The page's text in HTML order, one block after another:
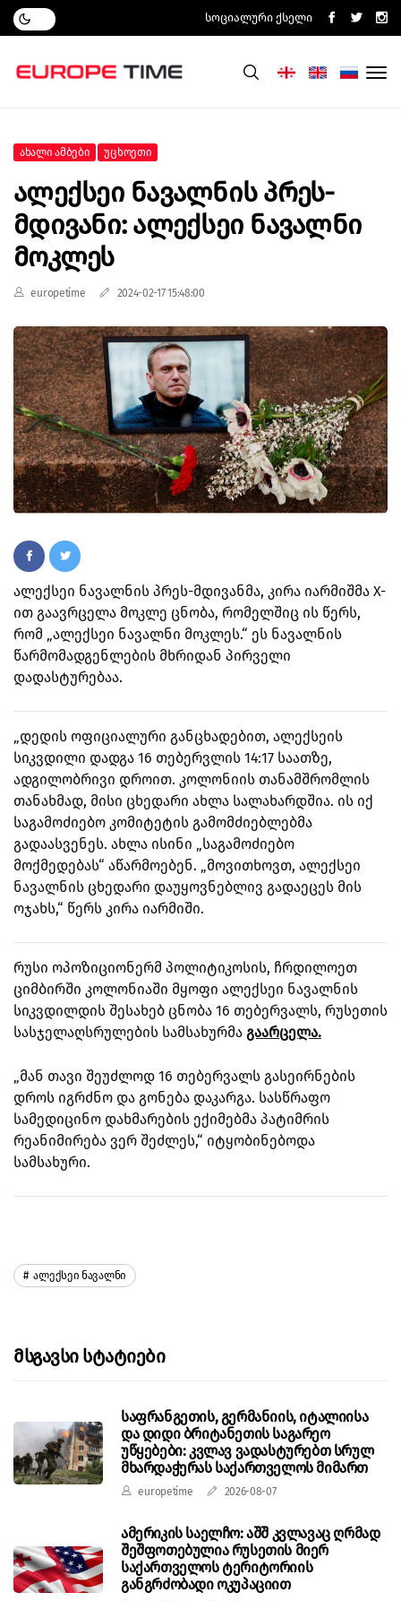
Სოციალური Ქსელი
Ახალი Ამბები Უცხოეთი
Ალექსეი Ნავალნის Პრეს-
Მდივანი: Ალექსეი Ნავალნი
Მოკლეს
europetime 2024-02-17 15:48:00
ალექსეი ნავალნის პრეს-მდივანმა, კირა იარმიშმა X-
ით გაავრცელა მოკლე ცნობა, რომელშიც ის წერს,
რომ „ალექსეი ნავალნი მოკლეს.“ ეს ნავალნის
წარმომადგენლების მხრიდან პირველი
დადასტურებაა.
„დედის ოფიციალური განცხადებით, ალექსეის
სიკვდილი დადგა 16 თებერვლის 14:17 საათზე,
ადგილობრივი დროით. კოლონიის თანამშრომლის
თანახმად, მისი ცხედარი ახლა სალახარდშია. ის იქ
საგამოძიებო კომიტეტის გამომძიებლებმა
გადაასვენეს. ახლა ისინი „საგამოძიებო
მოქმედებას“ აწარმოებენ. „მოვითხოვთ, ალექსეი
ნავალნის ცხედარი დაუყოვნებლივ გადაეცეს მის
ოჯახს,“ წერს კირა იარმიში.
რუსი ოპოზიციონერმ პოლიტიკოსის, ჩრდილოეთ
ციმბირში კოლონიაში მყოფი ალექსეი ნავალნის
სიკვდილდის შესახებ ცნობა 16 თებერვალს, რუსეთის
სასჯელაღსრულების სამსახურმა გაარცელა.
„მან თავი შეუძლოდ 16 თებერვალს გასეირნების
დროს იგრძნო და გონება დაკარგა. სასწრაფო
სამედიცინო დახმარების ექიმებმა პატიმრის
რეანიმირება ვერ შეძლეს,“ იტყობინებოდა
სამსახური.
Ალექსეი Ნავალნი
Მსგავსი Სტატიები
საფრანგეთის, გერმანიის, იტალიისა
და დიდი ბრიტანეთის საგარეო
უწყებები: კვლავ ვადასტურებთ სრულ
მხარდაჭერას საქართველოს მიმართ
europetime 2026-08-07
ამერიკის საელჩო: აშშ კვლავაც ღრმად
შეშფოთებულია რუსეთის მიერ
საქართველოს ტერიტორიის
განგრძობადი ოკუპაციით